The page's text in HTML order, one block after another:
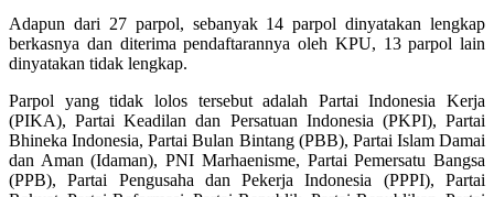
Adapun dari 27 parpol, sebanyak 14 parpol dinyatakan lengkap
berkasnya dan diterima pendaftarannya oleh KPU, 13 parpol lain
dinyatakan tidak lengkap.
Parpol yang tidak lolos tersebut adalah Partai Indonesia Kerja
(PIKA), Partai Keadilan dan Persatuan Indonesia (PKPI), Partai
Bhineka Indonesia, Partai Bulan Bintang (PBB), Partai Islam Damai
dan Aman (Idaman), PNI Marhaenisme, Partai Pemersatu Bangsa
(PPB), Partai Pengusaha dan Pekerja Indonesia (PPPI), Partai